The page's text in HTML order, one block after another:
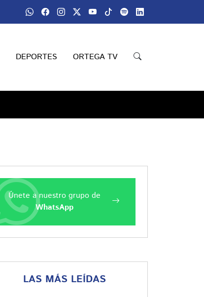
DEPORTES ORTEGA TV
Únete a nuestro grupo de
WhatsApp
LAS MÁS LEÍDAS